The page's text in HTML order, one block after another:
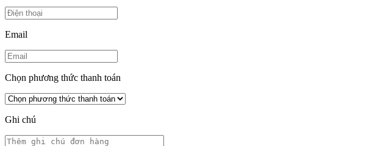
Email
Chọn phương thức thanh toán
Ghi chú